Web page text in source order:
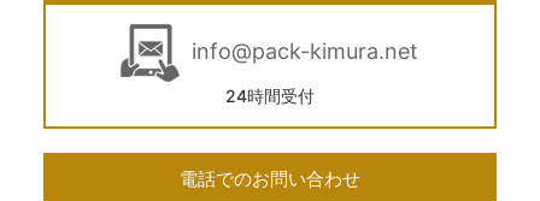
info@pack-kimura.net
24時間受付
電話でのお問い合わせ